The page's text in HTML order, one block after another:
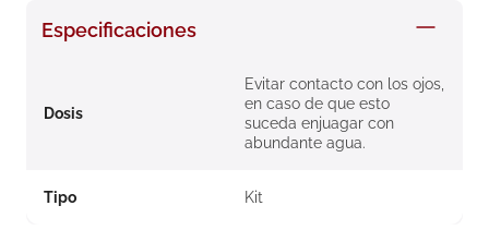
Especificaciones
Dosis
Evitar contacto con los ojos,
en caso de que esto
suceda enjuagar con
abundante agua.
Tipo Kit